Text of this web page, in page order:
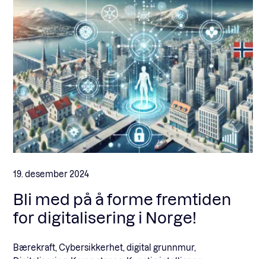
19. desember 2024
Bli med på å forme fremtiden
for digitalisering i Norge!
Bærekraft, Cybersikkerhet, digital grunnmur,